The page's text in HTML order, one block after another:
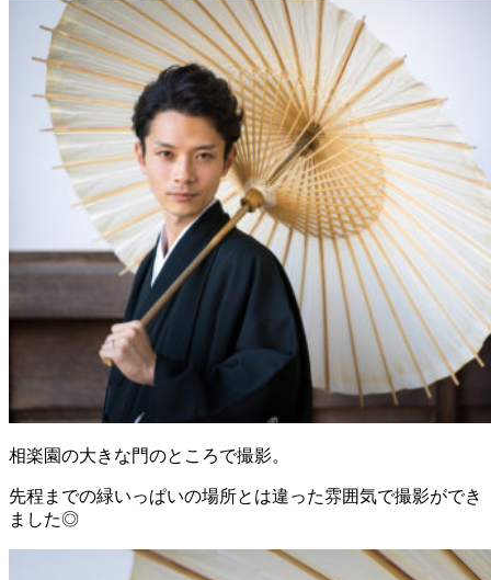
相楽園の大きな門のところで撮影。
先程までの緑いっぱいの場所とは違った雰囲気で撮影ができ
ました◎